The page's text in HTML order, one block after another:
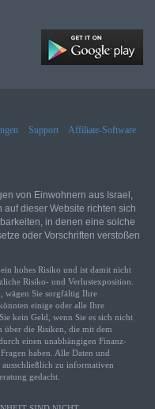
Support
Affiliate-Software
von Einwohnern aus Israel,
auf dieser Website richten sich
in denen eine solche
oder Vorschriften verstoßen
hohes Risiko und ist damit nicht
Risiko- und Verlustexposition.
wägen Sie sorgfältig Ihre
einige oder alle Ihre
kein Geld, wenn Sie es sich nicht
über die Risiken, die mit dem
einen unabhängigen Finanz-
haben. Alle Daten und
zu informativen
gedacht.